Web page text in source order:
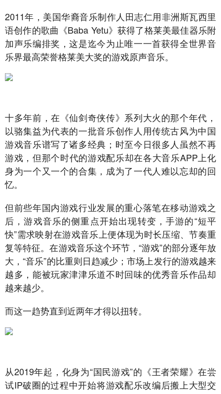
2011年，美国华裔音乐制作人田志仁用非洲斯瓦西里
语创作的歌曲《Baba Yetu》获得了格莱美最佳器乐附
加声乐编排奖，这是迄今为止唯一一首获得全世界音
乐界最高荣誉格莱美大奖的游戏原声音乐。
十多年前，在《仙剑奇侠传》系列大火的那个年代，
以骆集益为代表的一批音乐创作人用传统古风为中国
游戏音乐谱写了诸多经典；时至今日很多人虽然不再
游戏，但那个时代的游戏配乐却在各大音乐APP上化
身为一个又一个的合集，成为了一代人难以忘却的回
忆。
但前些年国内游戏行业发展的重心落笔在移动游戏之
后，游戏音乐的侧重点开始出现转变，手游的“短平
快”需求映射在游戏音乐上便体现为时长压缩、节奏重
复等特征。在游戏音乐这个环节，“游戏”的部分逐年放
大，“音乐”的比重则日趋减少；市场上发行的游戏越来
越多，能被玩家津津乐道不时回味的优秀音乐作品却
越来越少。
而这一趋势直到近两年才得以扭转。
从2019年起，化身为“国民游戏”的《王者荣耀》在尝
试IP破圈的过程中开始将游戏配乐改编后搬上大型交